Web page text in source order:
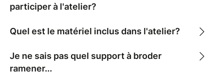
participer à l'atelier?
Quel est le matériel inclus dans l'atelier?
Je ne sais pas quel support à broder
ramener...